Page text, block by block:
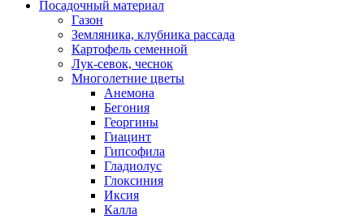
Посадочный материал
Газон
Земляника, клубника рассада
Картофель семенной
Лук-севок, чеснок
Многолетние цветы
Анемона
Бегония
Георгины
Гиацинт
Гипсофила
Гладиолус
Глоксиния
Иксия
Калла